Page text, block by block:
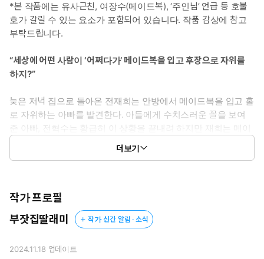
* 공감 글귀: “아들이 좆 만져 준다고 발정하는 아빠 말을 아들이 어
떻게 믿어요.”
*본 작품에는 유사근친, 여장수(메이드복), ‘주인님’ 언급 등 호불
호가 갈릴 수 있는 요소가 포함되어 있습니다. 작품 감상에 참고
부탁드립니다.
“세상에 어떤 사람이 ‘어쩌다가’ 메이드복을 입고 후장으로 자위를
하지?”
늦은 저녁 집으로 돌아온 전재희는 안방에서 메이드복을 입고 홀
로 자위하는 아빠를 발견한다. 아들에게 수치스러운 꼴을 보여
준 아빠, 전혁수는 황급히 이 상황을 끝내려 하지만 재희는 메이
드복을 입은 아빠의 ‘주인님’이 되어 주기로 하는데…….
과연 이 기묘한 부자 관계의 끝은 어떻게 될까?
***
“주인님 필요하지 않아, 아빠?”
“내가 예뻐해 주겠다고 하잖아요.”
더보기
작가 프로필
부잣집딸래미
작가 신간 알림 · 소식
2024.11.18 업데이트